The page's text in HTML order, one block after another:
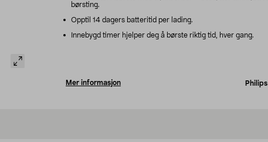
børsting.
Opptil 14 dagers batteritid per lading.
Innebygd timer hjelper deg å børste riktig tid, hver gang.
Mer informasjon Philips